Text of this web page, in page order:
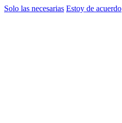
Solo las necesarias Estoy de acuerdo